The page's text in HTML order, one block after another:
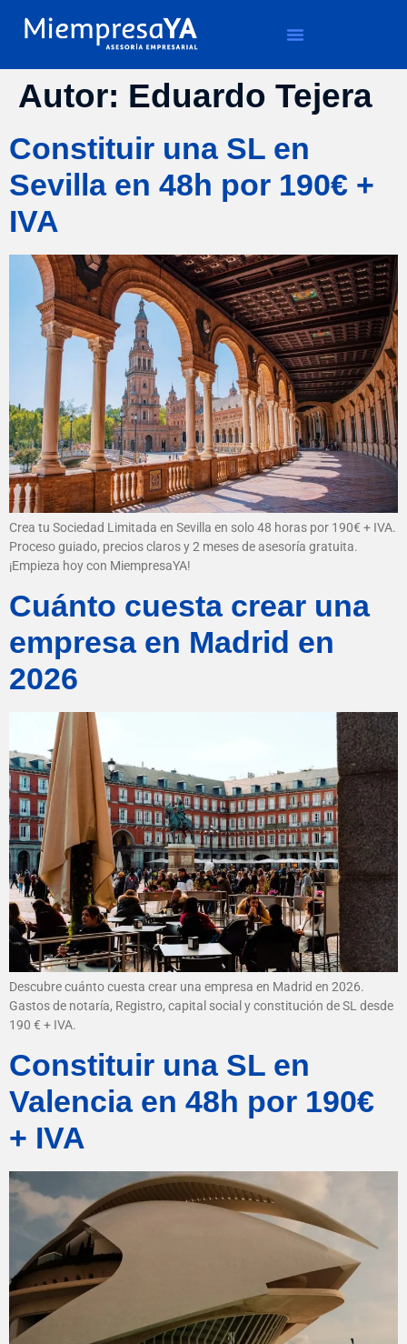
Autor: Eduardo Tejera
Constituir una SL en
Sevilla en 48h por 190€ +
IVA
Crea tu Sociedad Limitada en Sevilla en solo 48 horas por 190€ + IVA.
Proceso guiado, precios claros y 2 meses de asesoría gratuita.
¡Empieza hoy con MiempresaYA!
Cuánto cuesta crear una
empresa en Madrid en
2026
Descubre cuánto cuesta crear una empresa en Madrid en 2026.
Gastos de notaría, Registro, capital social y constitución de SL desde
190 € + IVA.
Constituir una SL en
Valencia en 48h por 190€
+ IVA